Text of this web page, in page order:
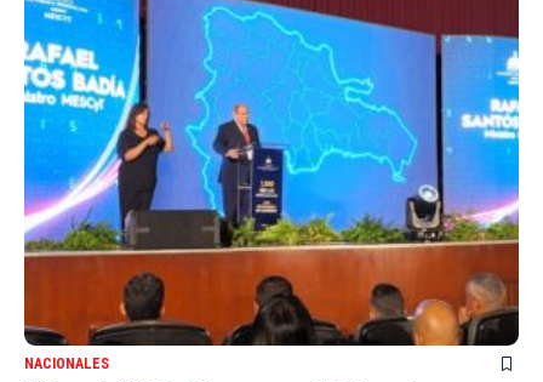
NACIONALES